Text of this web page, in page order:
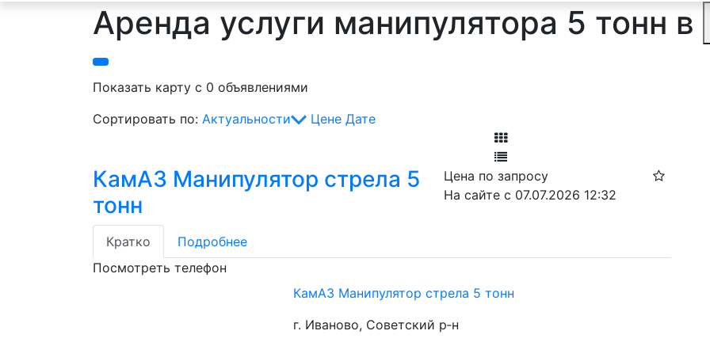
Аренда услуги манипулятора 5 тонн в
Показать карту с 0 объявлениями
Сортировать по: Актуальности Цене Дате
КамАЗ Манипулятор стрела 5
тонн
Цена по запросу
На сайте с 07.07.2026 12:32
Кратко
Подробнее
Посмотреть телефон
КамАЗ Манипулятор стрела 5 тонн
г. Иваново, Советский р‑н